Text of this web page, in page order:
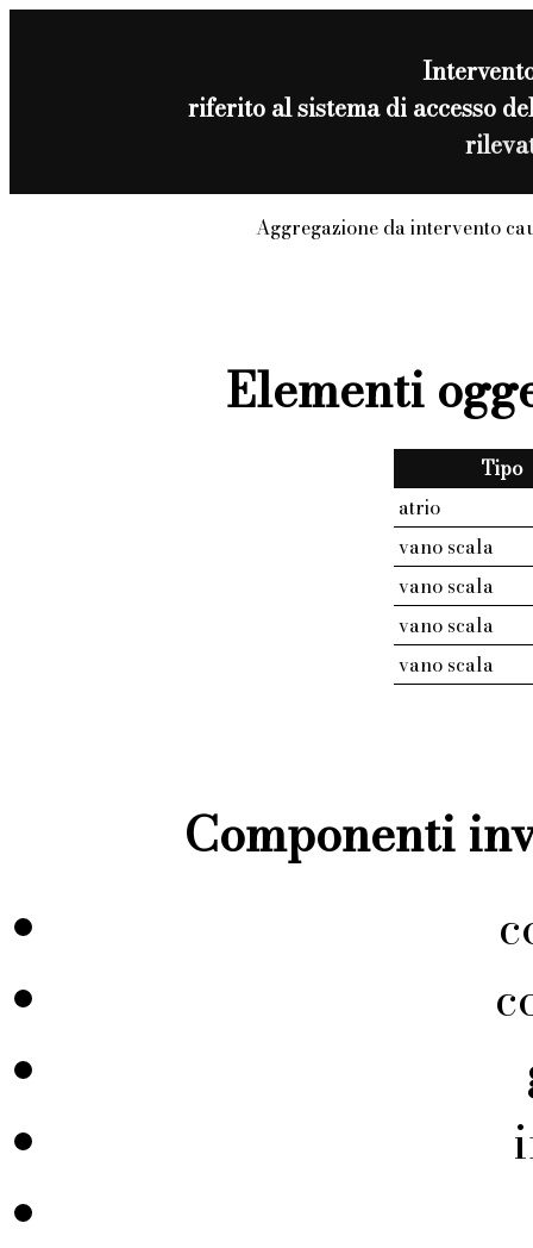
riferito al sistema di accesso
Aggregazione da intervento
Elementi
Tipo
atrio
vano scala
vano scala
vano scala
vano scala
Componenti